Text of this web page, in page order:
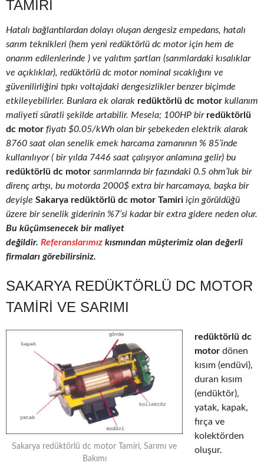
TAMIRI
Hatalı bağlantılardan dolayı oluşan dengesiz empedans, hatalı
sarım teknikleri (hem yeni redüktörlü dc motor için hem de
onarım edilenlerinde ) ve yalıtım şartları (sarımlardaki kısalıklar
ve açıklıklar), redüktörlü dc motor nominal sıcaklığını ve
güvenilirliğini tıpkı voltajdaki dengesizlikler benzer biçimde
etkileyebilirler. Bunlara ek olarak redüktörlü dc motor kullanım
maliyeti süratli şekilde artabilir. Mesela; 100HP birredüktörlü
dc motor fiyatı $0.05/kWh olan bir şebekeden elektrik alarak
8760 saat olan senelik emek harcama zamanının % 85’inde
kullanılıyor ( bir yılda 7446 saat çalışıyor anlamına gelir) bu
redüktörlü dc motor sarımlarında bir fazındaki 0.5 ohm’luk bir
direnç artışı, bu motorda 2000$ extra bir harcamaya, başka bir
deyişle Sakarya redüktörlü dc motor Tamiri için görüldüğü
üzere bir senelik giderinin %7’si kadar bir extra gidere neden olur.
Bu küçümsenecek bir maliyet
değildir. Referanslarımız kısmından müşterimiz olan değerli
firmaları görebilirsiniz.
SAKARYA REDÜKTÖRLÜ DC MOTOR
TAMIRI VE SARIMI
Sakarya redüktörlü dc motor Tamiri, Sarımı ve
Bakımı
redüktörlü dc
motor dönen
kısım (endüvi),
duran kısım
(endüktör),
yatak, kapak,
fırça ve
kolektörden
oluşur.